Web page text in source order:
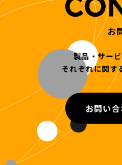
お
製品・サー
それぞれに関す
お問い